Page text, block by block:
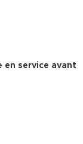
en service avant